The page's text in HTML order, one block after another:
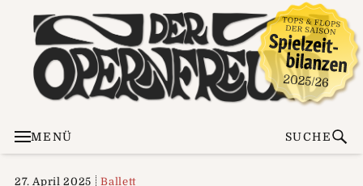
MENÜ SUCHE
27. April 2025 Ballett